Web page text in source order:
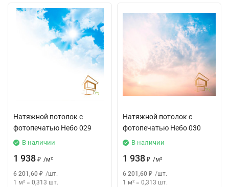
Натяжной потолок с
фотопечатью Небо 029
В наличии
1 938 ₽ /м²
6 201,60 ₽ /шт.
1 м² = 0,313 шт.
Натяжной потолок с
фотопечатью Небо 030
В наличии
1 938 ₽ /м²
6 201,60 ₽ /шт.
1 м² = 0,313 шт.